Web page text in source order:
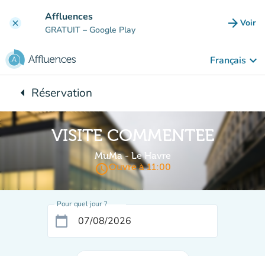
clear Affluences
GRATUIT – Google Play arrow_forward Voir
Français keyboard_arrow_down
arrow_leftRetour à :
Réservation
VISITE COMMENTEE
MuMa - Le Havre
access_timeOuvre à 11:00
Pour quel jour ?
calendar_today